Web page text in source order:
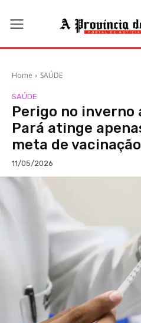
Home SAÚDE
SAÚDE
Perigo no inverno
Pará atinge
meta de
11/05/2026